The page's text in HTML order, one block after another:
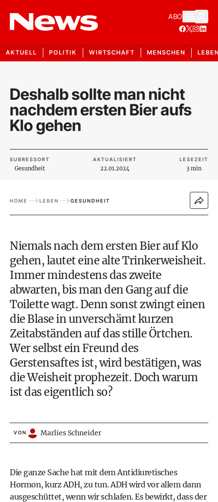
ABO
AKTUELL POLITIK WIRTSCHAFT MENSCHEN
Deshalb sollte man nicht
nachdem ersten Bier aufs
Klo gehen
SUBRESSORT
Gesundheit
AKTUALISIERT
22.01.2024
LESEZEIT
3 min
HOME LEBEN GESUNDHEIT
Niemals nach dem ersten Bier auf Klo
gehen, lautet eine alte Trinkerweisheit.
Immer mindestens das zweite
abwarten, bis man den Gang auf die
Toilette wagt. Denn sonst zwingt einen
die Blase in unverschämt kurzen
Zeitabständen auf das stille Örtchen.
Wer selbst ein Freund des
Gerstensaftes ist, wird bestätigen, was
die Weisheit prophezeit. Doch warum
ist das eigentlich so?
VON Marlies Schneider
Die ganze Sache hat mit dem Antidiuretisches
Hormon, kurz ADH, zu tun. ADH wird vor allem dann
ausgeschüttet, wenn wir schlafen. Es bewirkt, dass der